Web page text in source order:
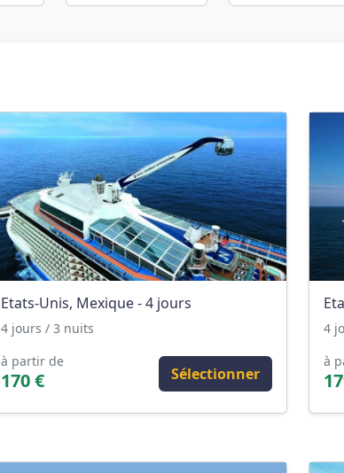
Etats-Unis, Mexique - 4 jours
4 jours / 3 nuits
à partir de
170 € Sélectionner
4
à